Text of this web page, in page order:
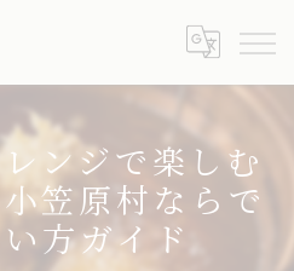
ンジで楽しむ
笠原村ならで
方ガイド